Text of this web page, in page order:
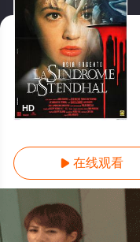
HD
 在线观看